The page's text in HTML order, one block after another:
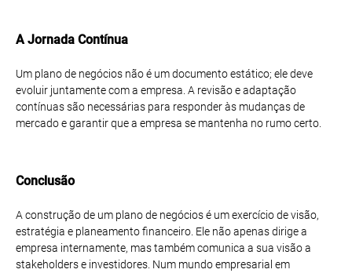
A Jornada Contínua
Um plano de negócios não é um documento estático; ele deve
evoluir juntamente com a empresa. A revisão e adaptação
contínuas são necessárias para responder às mudanças de
mercado e garantir que a empresa se mantenha no rumo certo.
Conclusão
A construção de um plano de negócios é um exercício de visão,
estratégia e planeamento financeiro. Ele não apenas dirige a
empresa internamente, mas também comunica a sua visão a
stakeholders e investidores. Num mundo empresarial em